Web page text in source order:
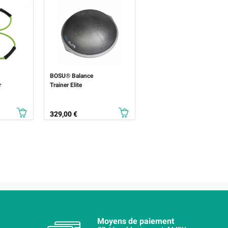
BOSU® Balance
Trainer Elite
Prix
329,00 €
Moyens de paiement